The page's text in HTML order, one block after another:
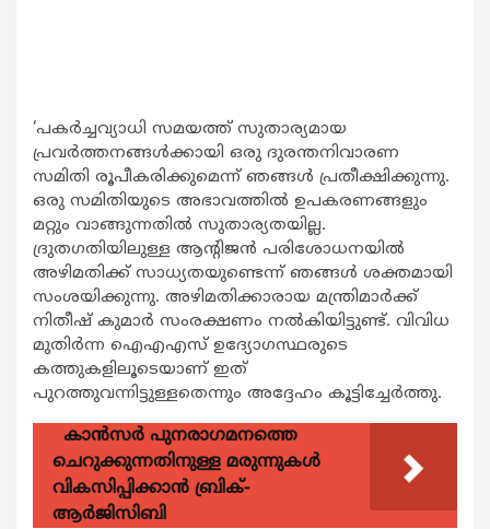
‘പകര്‍ച്ചവ്യാധി സമയത്ത് സുതാര്യമായ
പ്രവര്‍ത്തനങ്ങള്‍ക്കായി ഒരു ദുരന്തനിവാരണ
സമിതി രൂപീകരിക്കുമെന്ന് ഞങ്ങള്‍ പ്രതീക്ഷിക്കുന്നു.
ഒരു സമിതിയുടെ അഭാവത്തില്‍ ഉപകരണങ്ങളും
മറ്റും വാങ്ങുന്നതില്‍ സുതാര്യതയില്ല.
ദ്രുതഗതിയിലുള്ള ആന്‍റിജന്‍ പരിശോധനയില്‍
അഴിമതിക്ക് സാധ്യതയുണ്ടെന്ന് ഞങ്ങള്‍ ശക്തമായി
സംശയിക്കുന്നു. അഴിമതിക്കാരായ മന്ത്രിമാര്‍ക്ക്
നിതീഷ് കുമാര്‍ സംരക്ഷണം നല്‍കിയിട്ടുണ്ട്. വിവിധ
മുതിര്‍ന്ന ഐഎഎസ് ഉദ്യോഗസ്ഥരുടെ
കത്തുകളിലൂടെയാണ് ഇത്
പുറത്തുവന്നിട്ടുള്ളതെന്നും അദ്ദേഹം കൂട്ടിച്ചേര്‍ത്തു.
കാന്‍സര്‍ പുനരാഗമനത്തെ
ചെറുക്കുന്നതിനുള്ള മരുന്നുകള്‍
വികസിപ്പിക്കാന്‍ ബ്രിക്-
ആര്‍ജിസിബി